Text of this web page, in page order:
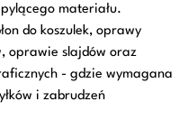
materiału.
do koszulek, oprawy
oprawie slajdów oraz
- gdzie wymagana
i zabrudzeń